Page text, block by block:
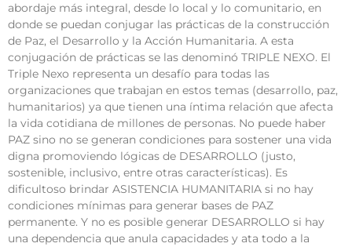
abordaje más integral, desde lo local y lo comunitario, en
donde se puedan conjugar las prácticas de la construcción
de Paz, el Desarrollo y la Acción Humanitaria. A esta
conjugación de prácticas se las denominó TRIPLE NEXO. El
Triple Nexo representa un desafío para todas las
organizaciones que trabajan en estos temas (desarrollo, paz,
humanitarios) ya que tienen una íntima relación que afecta
la vida cotidiana de millones de personas. No puede haber
PAZ sino no se generan condiciones para sostener una vida
digna promoviendo lógicas de DESARROLLO (justo,
sostenible, inclusivo, entre otras características). Es
dificultoso brindar ASISTENCIA HUMANITARIA si no hay
condiciones mínimas para generar bases de PAZ
permanente. Y no es posible generar DESARROLLO si hay
una dependencia que anula capacidades y ata todo a la